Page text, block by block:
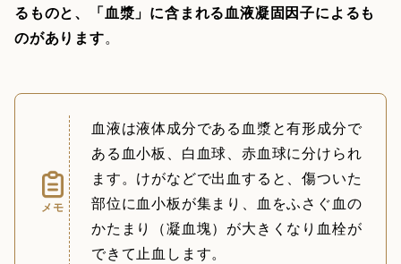
るものと、「血漿」に含まれる血液凝固因子によるも
のがあります。
メモ
血液は液体成分である血漿と有形成分で
ある血小板、白血球、赤血球に分けられ
ます。けがなどで出血すると、傷ついた
部位に血小板が集まり、血をふさぐ血の
かたまり（凝血塊）が大きくなり血栓が
できて止血します。